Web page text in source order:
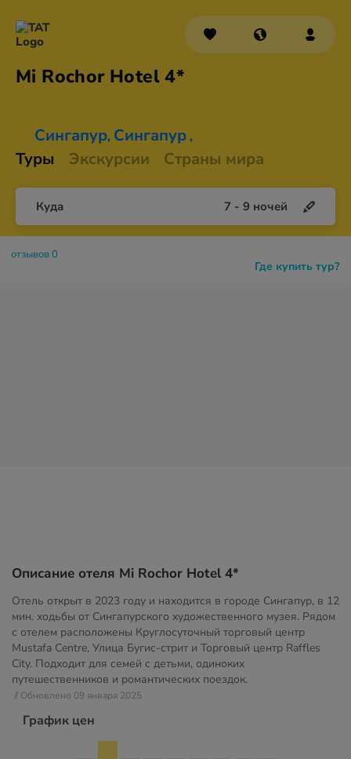
Mi Rochor Hotel 4*
Сингапур, Сингапур ,
Туры Экскурсии Страны мира
Куда 7 - 9 ночей
Где купить тур?
отзывов 0
Описание отеля Mi Rochor Hotel 4*
Отель открыт в 2023 году и находится в городе Сингапур, в 12
мин. ходьбы от Сингапурского художественного музея. Рядом
с отелем расположены Круглосуточный торговый центр
Mustafa Centre, Улица Бугис-стрит и Торговый центр Raffles
City. Подходит для семей с детьми, одиноких
путешественников и романтических поездок.
// Обновлено 09 января 2025
График цен